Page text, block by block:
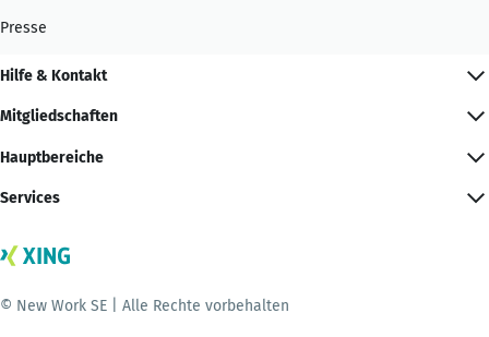
Presse
Hilfe & Kontakt
Mitgliedschaften
Hauptbereiche
Services
© New Work SE | Alle Rechte vorbehalten